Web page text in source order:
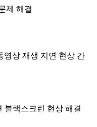
제 해결
영상 재생 지연 현상 간
블랙스크린 현상 해결